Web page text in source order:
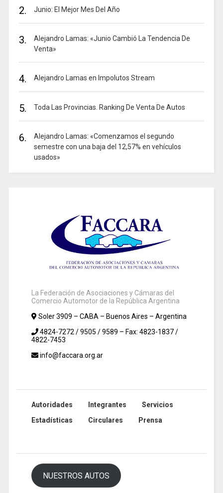
2. Junio: El Mejor Mes Del Año
3.
Alejandro Lamas: «Junio Cambió La Tendencia De
Venta»
4. Alejandro Lamas en Impolutos Stream
5. Toda Las Provincias. Ranking De Venta De Autos
6.
Alejandro Lamas: «Comenzamos el segundo
semestre con una baja del 12,57% en vehículos
usados»
La Federación de Asociaciones y Cámaras del
Comercio Automotor de la República Argentina
Soler 3909 – CABA – Buenos Aires – Argentina
4824-7272 / 9505 / 9589 – Fax: 4823-1837 /
4822-7453
info@faccara.org.ar
Autoridades Integrantes
Servicios
Estadísticas
Circulares Prensa
NUESTROS AUTOS